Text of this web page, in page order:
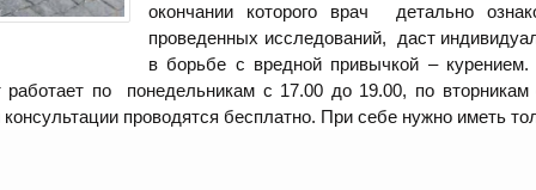
окончании которого врач детально
проведенных исследований, даст
в борьбе с вредной привычкой –
по понедельникам с 17.00 до 19.00, по
проводятся бесплатно. При себе нужно иметь